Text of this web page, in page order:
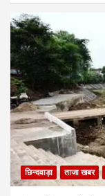
b
o
o
k
s
A
p
p
छिन्दवाड़ा ताजा खबर